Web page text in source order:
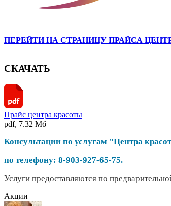
ПЕРЕЙТИ НА СТРАНИЦУ ПРАЙСА
СКАЧАТЬ
Прайс центра красоты
pdf, 7.32 Мб
Консультации по услугам "Центра
по телефону: 8-903-927-65-75.
Услуги предоставляются по
Акции